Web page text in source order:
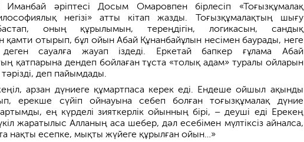
Иманбай әріптесі Досым Омаровпен бірлесіп «Тоғызқұмалақ
негізі» атты кітап жазды. Тоғызқұмалақтың шығу
оның құрылымын, тереңдігін, логикасын, сандық
қамти отырып, бұл ойын Абай Құнанбайұлын несімен баурады, неге
сауалға жауап іздеді. Еркетай бапкер ғұлама Абай
қатпарына дендеп бойлаған тұста «толық адам» туралы ойларын
тәрізді, деп пайымдады.
арзан дүниеге құмартпаса керек еді. Ендеше ойшыл ақынды
ерекше сүйіп ойнауына себеп болған тоғызқұмалақ дүние
ең күрделі зияткерлік ойынның бірі, – деуші еді Ерекең
жаратылыс Алланың аса шебер, дәл есебімен мүлтіксіз айналса,
нақты есепке, мықты жүйеге құрылған ойын…»